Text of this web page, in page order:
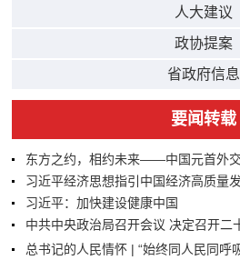
人大建议
政协提案
省政府信息
要闻转载
习近平：加快建设健康中国